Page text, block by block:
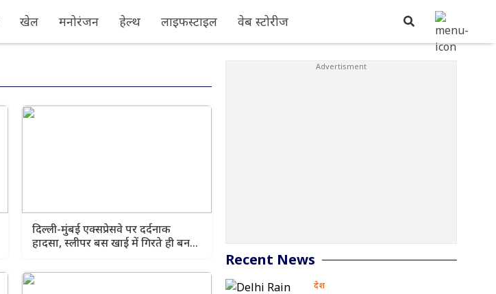
खेल मनोरंजन हेल्थ लाइफस्टाइल वेब स्टोरीज
दिल्ली-मुंबई एक्सप्रेसवे पर दर्दनाक
हादसा, स्लीपर बस खाई में गिरते ही बन
Recent News
देश